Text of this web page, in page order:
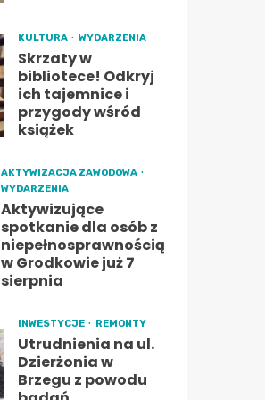
KULTURA WYDARZENIA
Skrzaty w
bibliotece! Odkryj
ich tajemnice i
przygody wśród
książek
AKTYWIZACJA ZAWODOWA
WYDARZENIA
Aktywizujące
spotkanie dla osób z
niepełnosprawnością
w Grodkowie już 7
sierpnia
INWESTYCJE REMONTY
Utrudnienia na ul.
Dzierżonia w
Brzegu z powodu